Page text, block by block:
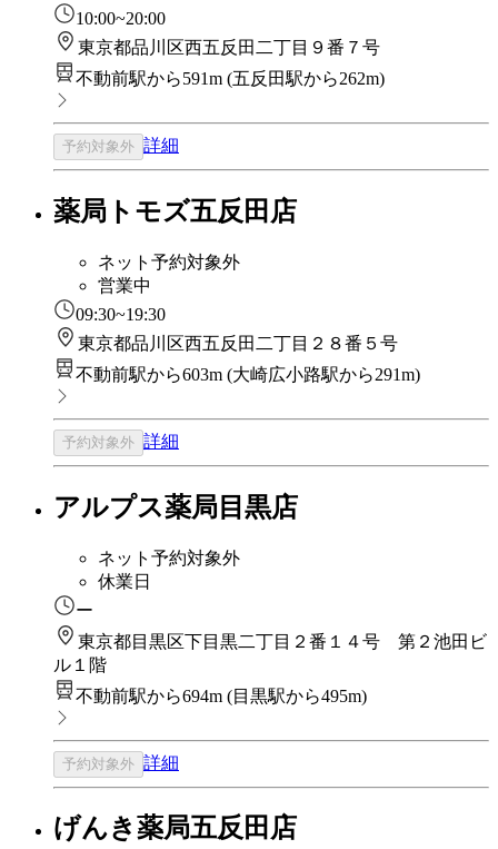
10:00~20:00
東京都品川区西五反田二丁目９番７号
不動前駅から591m (五反田駅から262m)
予約対象外 詳細
薬局トモズ五反田店
ネット予約対象外
営業中
09:30~19:30
東京都品川区西五反田二丁目２８番５号
不動前駅から603m (大崎広小路駅から291m)
予約対象外 詳細
アルプス薬局目黒店
ネット予約対象外
休業日
ー
東京都目黒区下目黒二丁目２番１４号 第２池田ビ
ル１階
不動前駅から694m (目黒駅から495m)
予約対象外 詳細
げんき薬局五反田店